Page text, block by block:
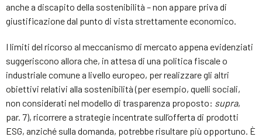
anche a discapito della sostenibilità – non appare priva di
giustificazione dal punto di vista strettamente economico.
I limiti del ricorso al meccanismo di mercato appena evidenziati
suggeriscono allora che, in attesa di una politica fiscale o
industriale comune a livello europeo, per realizzare gli altri
obiettivi relativi alla sostenibilità (per esempio, quelli sociali,
non considerati nel modello di trasparenza proposto: supra,
par. 7), ricorrere a strategie incentrate sull’offerta di prodotti
ESG, anziché sulla domanda, potrebbe risultare più opportuno. È